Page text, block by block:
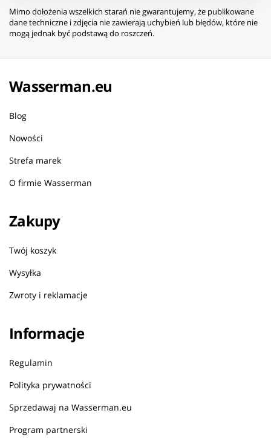
Mimo dołożenia wszelkich starań nie gwarantujemy, że publikowane
dane techniczne i zdjęcia nie zawierają uchybień lub błędów, które nie
mogą jednak być podstawą do roszczeń.
Wasserman.eu
Blog
Nowości
Strefa marek
O firmie Wasserman
Zakupy
Twój koszyk
Wysyłka
Zwroty i reklamacje
Informacje
Regulamin
Polityka prywatności
Sprzedawaj na Wasserman.eu
Program partnerski